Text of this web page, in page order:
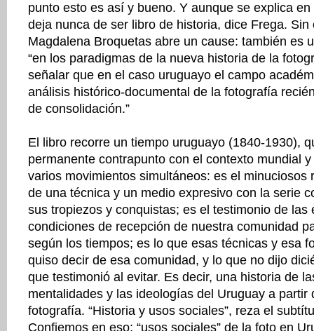
punto esto es así y bueno. Y aunque se explica
deja nunca de ser libro de historia, dice Frega.
Magdalena Broquetas abre un cause: también es
“en los paradigmas de la nueva historia de la
señalar que en el caso uruguayo el campo
análisis histórico-documental de la fotografía
de consolidación.”
El libro recorre un tiempo uruguayo (1840-1930),
permanente contrapunto con el contexto mundial
varios movimientos simultáneos: es el minuciosos
de una técnica y un medio expresivo con la serie
sus tropiezos y conquistas; es el testimonio de las
condiciones de recepción de nuestra comunidad
según los tiempos; es lo que esas técnicas y esa
quiso decir de esa comunidad, y lo que no dijo
que testimonió al evitar. Es decir, una historia de
mentalidades y las ideologías del Uruguay a partir
fotografía. “Historia y usos sociales”, reza el
Confiemos en eso: “usos sociales” de la foto en